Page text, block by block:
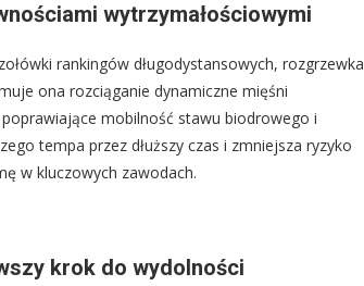
wytrzymałościowymi
rankingów długodystansowych, rozgrzewka
ona rozciąganie dynamiczne mięśni
mobilność stawu biodrowego i
tempa przez dłuższy czas i zmniejsza ryzyko
w kluczowych zawodach.
krok do wydolności